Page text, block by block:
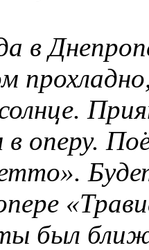
в
оперу.
был